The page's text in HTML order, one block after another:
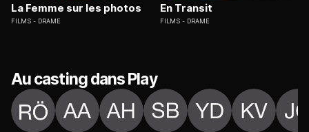
La Femme sur les photos
FILMS DRAME
En Transit
FILMS DRAME
Au casting dans Play